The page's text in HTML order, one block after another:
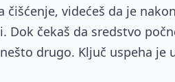
čišćenje, videćeš da je
Dok čekaš da sredstvo
drugo. Ključ uspeha